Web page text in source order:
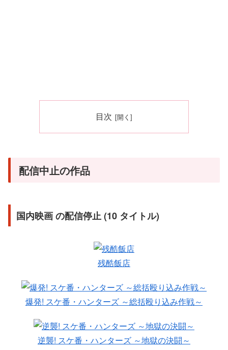
目次
配信中止の作品
国内映画 の配信停止 (10 タイトル)
残酷飯店
爆発! スケ番・ハンターズ ～総括殴り込み作戦～
逆襲! スケ番・ハンターズ ～地獄の決闘～